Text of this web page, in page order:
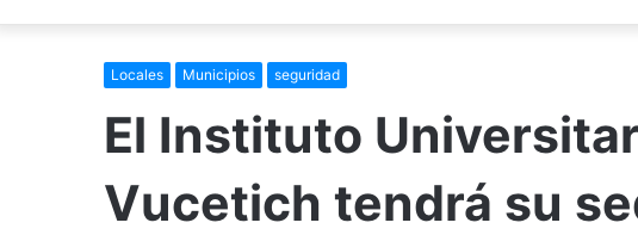
Locales Municipios seguridad
El Instituto
Vucetich tendrá su